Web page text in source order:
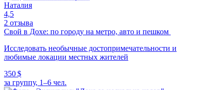
Наталия
4,5
2 отзыва
Свой в Дохе: по городу на метро, авто и пешком
Исследовать необычные достопримечательности и
любимые локации местных жителей
350 $
за группу, 1–6 чел.